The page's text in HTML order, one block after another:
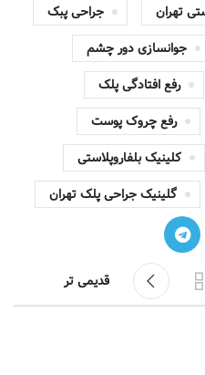
تهران
جراحی پبک
جوانسازی دور چشم
رفع افتادگی پلک
رفع چروک پوست
کلینیک بلفاروپلاستی
گلینیک جراحی پلک تهران
قدیمی تر